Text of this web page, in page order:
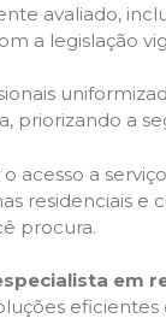
avaliado,
a legislação
priorizando a
acesso a
residenciais e
procura.
em
eficientes